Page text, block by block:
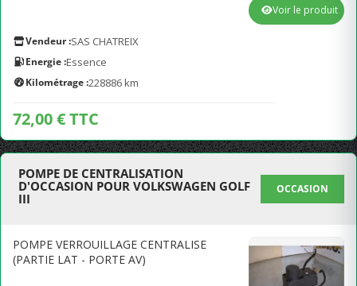
Vendeur :SAS CHATREIX
Energie :Essence
Kilométrage :228886 km
72,00 € TTC
Voir le produit
POMPE DE CENTRALISATION
D'OCCASION POUR VOLKSWAGEN GOLF
III
OCCASION
POMPE VERROUILLAGE CENTRALISE
(PARTIE LAT - PORTE AV)